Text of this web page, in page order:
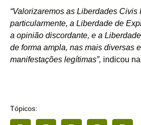
“Valorizaremos as Liberdades Civis
particularmente, a Liberdade de
a opinião discordante, e a
de forma ampla, nas mais diversas
manifestações legítimas”, indicou
Tópicos: